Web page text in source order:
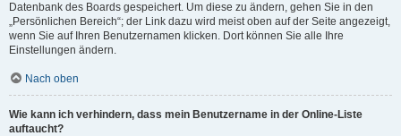
Datenbank des Boards gespeichert. Um diese zu ändern, gehen Sie in den
„Persönlichen Bereich“; der Link dazu wird meist oben auf der Seite angezeigt,
wenn Sie auf Ihren Benutzernamen klicken. Dort können Sie alle Ihre
Einstellungen ändern.
Nach oben
Wie kann ich verhindern, dass mein Benutzername in der Online-Liste
auftaucht?